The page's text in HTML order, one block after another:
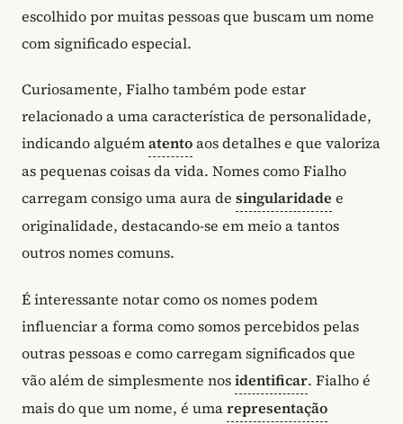
escolhido por muitas pessoas que buscam um nome
com significado especial.
Curiosamente, Fialho também pode estar
relacionado a uma característica de personalidade,
indicando alguématentoaos detalhes e que valoriza
as pequenas coisas da vida. Nomes como Fialho
carregam consigo uma aura de singularidade e
originalidade, destacando-se em meio a tantos
outros nomes comuns.
É interessante notar como os nomes podem
influenciar a forma como somos percebidos pelas
outras pessoas e como carregam significados que
vão além de simplesmente nosidentificar. Fialho é
mais do que um nome, é umarepresentação